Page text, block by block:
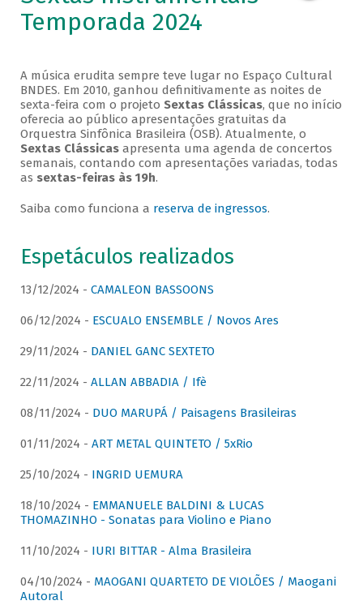
Temporada 2024
A música erudita sempre teve lugar no Espaço Cultural
BNDES. Em 2010, ganhou definitivamente as noites de
sexta-feira com o projeto Sextas Clássicas, que no início
oferecia ao público apresentações gratuitas da
Orquestra Sinfônica Brasileira (OSB). Atualmente, o
Sextas Clássicasapresenta uma agenda de concertos
semanais, contando com apresentações variadas, todas
as sextas-feiras às 19h.
Saiba como funciona a reserva de ingressos.
Espetáculos realizados
13/12/2024 - CAMALEON BASSOONS
06/12/2024 - ESCUALO ENSEMBLE / Novos Ares
29/11/2024 - DANIEL GANC SEXTETO
22/11/2024 - ALLAN ABBADIA / Ifè
08/11/2024 - DUO MARUPÁ / Paisagens Brasileiras
01/11/2024 - ART METAL QUINTETO / 5xRio
25/10/2024 - INGRID UEMURA
18/10/2024 - EMMANUELE BALDINI & LUCAS
THOMAZINHO - Sonatas para Violino e Piano
11/10/2024 - IURI BITTAR - Alma Brasileira
04/10/2024 - MAOGANI QUARTETO DE VIOLÕES / Maogani
Autoral